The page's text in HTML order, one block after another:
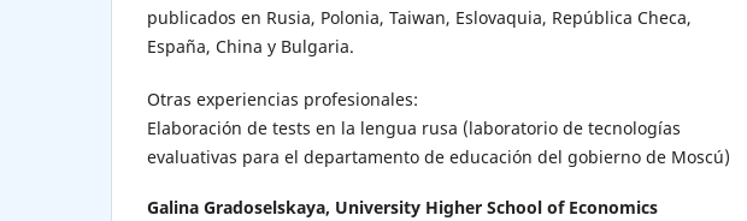
publicados en Rusia, Polonia, Taiwan, Eslovaquia, República Checa,
España, China y Bulgaria.
Otras experiencias profesionales:
Elaboración de tests en la lengua rusa (laboratorio de tecnologías
evaluativas para el departamento de educación del gobierno de Moscú)
Galina Gradoselskaya, University Higher School of Economics